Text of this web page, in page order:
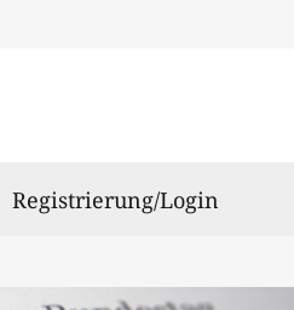
Registrierung/Login